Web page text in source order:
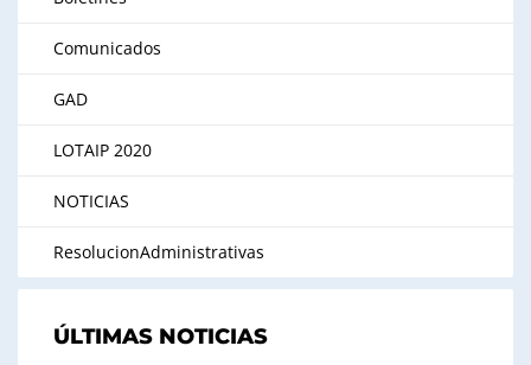
Comunicados
GAD
LOTAIP 2020
NOTICIAS
ResolucionAdministrativas
ÚLTIMAS NOTICIAS